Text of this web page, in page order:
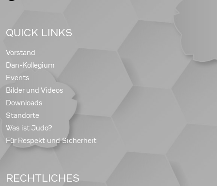
QUICK LINKS
Vorstand
Dan-Kollegium
Events
Bilder und Videos
Downloads
Standorte
Was ist Judo?
Für Respekt und Sicherheit
RECHTLICHES